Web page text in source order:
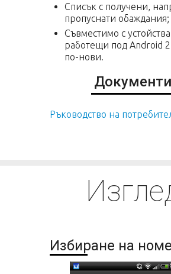
Списък с получени,
пропуснати обаждания;
Съвместимо с
работещи под Android
по-нови.
Документи
Ръководство на
Избиране на